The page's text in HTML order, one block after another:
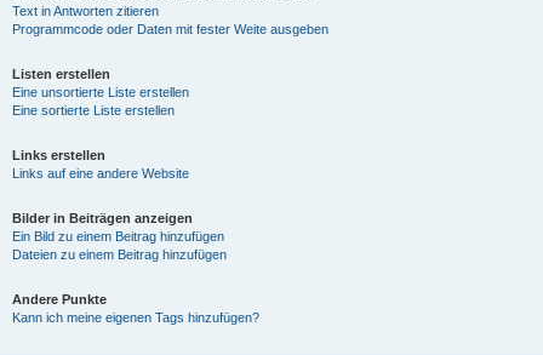
Text in Antworten zitieren
Programmcode oder Daten mit fester Weite ausgeben
Listen erstellen
Eine unsortierte Liste erstellen
Eine sortierte Liste erstellen
Links erstellen
Links auf eine andere Website
Bilder in Beiträgen anzeigen
Ein Bild zu einem Beitrag hinzufügen
Dateien zu einem Beitrag hinzufügen
Andere Punkte
Kann ich meine eigenen Tags hinzufügen?